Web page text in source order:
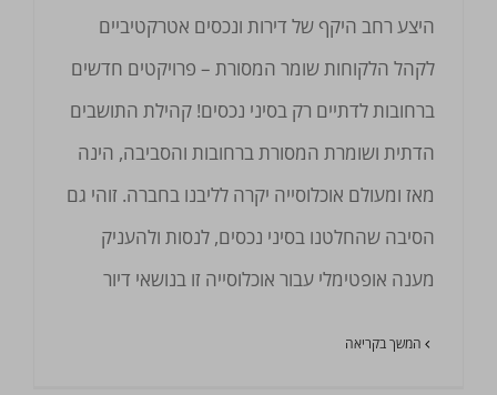
היצע רחב היקף של דירות ונכסים אטרקטיביים
לקהל הלקוחות שומר המסורת – פרויקטים חדשים
ברחובות לדתיים רק בסיני נכסים! קהילת התושבים
הדתית ושומרת המסורת ברחובות והסביבה, הינה
מאז ומעולם אוכלוסייה יקרה לליבנו בחברה. זוהי גם
הסיבה שהחלטנו בסיני נכסים, לנסות ולהעניק
מענה אופטימלי עבור אוכלוסייה זו בנושאי דיור
המשך בקריאה